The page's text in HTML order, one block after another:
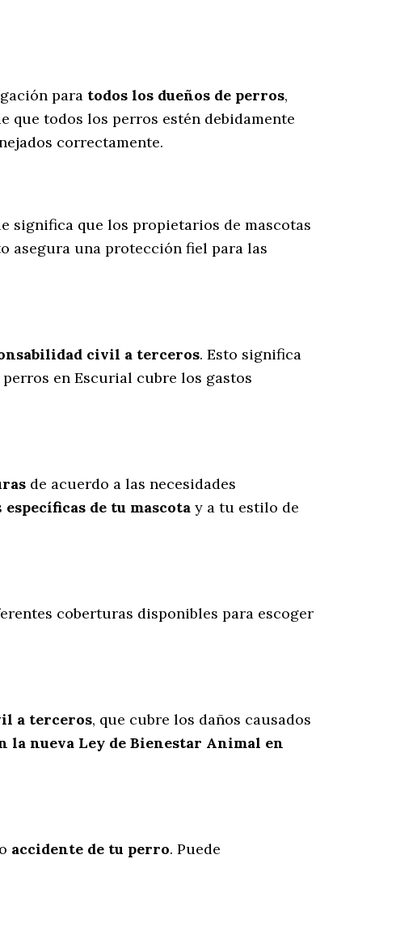
para todos los dueños de perros,
que todos los perros estén debidamente
correctamente.
significa que los propietarios de mascotas
asegura una protección fiel para las
civil a terceros. Esto significa
en Escurial cubre los gastos
de acuerdo a las necesidades
específicas de tu mascota y a tu estilo de
coberturas disponibles para escoger
a terceros, que cubre los daños causados
la nueva Ley de Bienestar Animal en
o accidente de tu perro. Puede